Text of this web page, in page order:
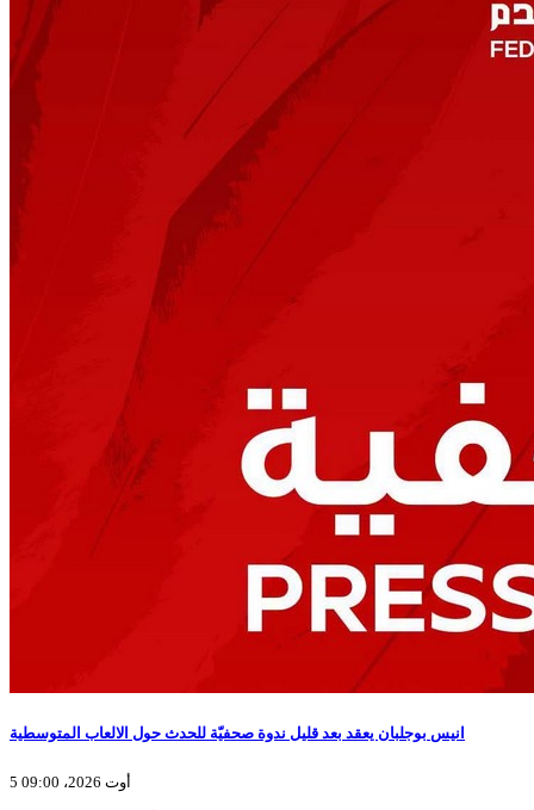
انيس بوجلبان يعقد بعد قليل ندوة صحفيّة للحدث حول الالعاب المتوسطية
5 أوت 2026، 09:00